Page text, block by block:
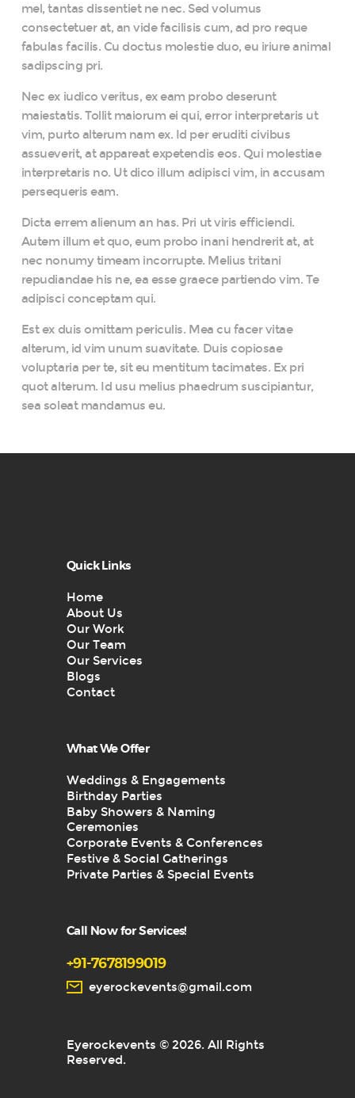
mel, tantas dissentiet ne nec. Sed volumus
consectetuer at, an vide facilisis cum, ad pro reque
fabulas facilis. Cu doctus molestie duo, eu iriure animal
sadipscing pri.
Nec ex iudico veritus, ex eam probo deserunt
maiestatis. Tollit maiorum ei qui, error interpretaris ut
vim, purto alterum nam ex. Id per eruditi civibus
assueverit, at appareat expetendis eos. Qui molestiae
interpretaris no. Ut dico illum adipisci vim, in accusam
persequeris eam.
Dicta errem alienum an has. Pri ut viris efficiendi.
Autem illum et quo, eum probo inani hendrerit at, at
nec nonumy timeam incorrupte. Melius tritani
repudiandae his ne, ea esse graece partiendo vim. Te
adipisci conceptam qui.
Est ex duis omittam periculis. Mea cu facer vitae
alterum, id vim unum suavitate. Duis copiosae
voluptaria per te, sit eu mentitum tacimates. Ex pri
quot alterum. Id usu melius phaedrum suscipiantur,
sea soleat mandamus eu.
Quick Links
Home
About Us
Our Work
Our Team
Our Services
Blogs
Contact
What We Offer
Weddings & Engagements
Birthday Parties
Baby Showers & Naming
Ceremonies
Corporate Events & Conferences
Festive & Social Gatherings
Private Parties & Special Events
Call Now for Services!
+91-7678199019
eyerockevents@gmail.com
Eyerockevents © 2026. All Rights
Reserved.